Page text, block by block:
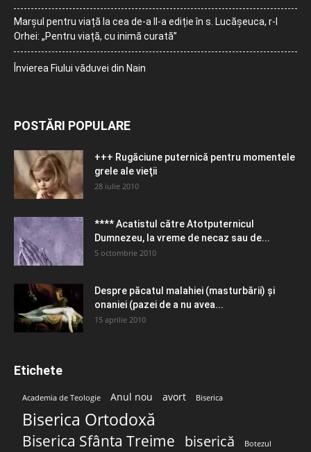
Marșul pentru viață la cea de-a II-a ediție în s. Lucășeuca, r-l
Orhei: „Pentru viață, cu inimă curată”
Învierea Fiului văduvei din Nain
POSTĂRI POPULARE
+++ Rugăciune puternică pentru momentele
grele ale vieţii
28 iulie 2010
**** Acatistul către Atotputernicul
Dumnezeu, la vreme de necaz sau de...
5 octombrie 2010
Despre păcatul malahiei (masturbării) şi
onaniei (pazei de a nu avea...
15 aprilie 2010
Etichete
Academia de Teologie Anul nou avort Biserica
Biserica Ortodoxă
Biserica Sfânta Treime biserică Botezul